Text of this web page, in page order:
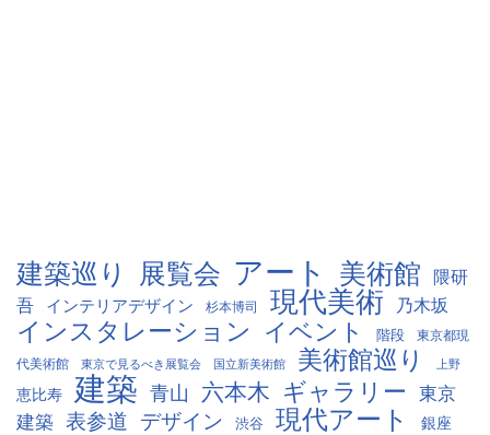
建築巡り 展覧会 アート 美術館
隈研
吾
インテリアデザイン 杉本博司 現代美術 乃木坂
インスタレーション イベント 階段
東京都現
代美術館
東京で見るべき展覧会 国立新美術館 美術館巡り 上野
恵比寿 建築 青山 六本木 ギャラリー
東京
建築 表参道 デザイン 渋谷 現代アート 銀座